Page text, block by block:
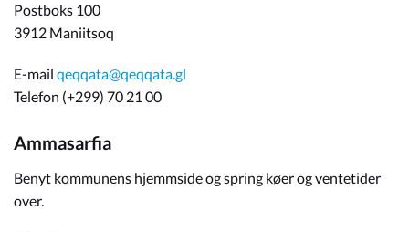
Postboks 100
3912 Maniitsoq
E-mail qeqqata@qeqqata.gl
Telefon (+299) 70 21 00
Ammasarfia
Benyt kommunens hjemmside og spring køer og ventetider
over.